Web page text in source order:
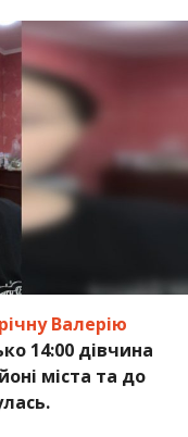
Валерію
14:00 дівчина
міста та до